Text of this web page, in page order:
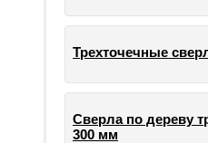
Трехточечные
Сверла по дереву
300 мм